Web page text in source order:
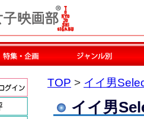
TOP > イイ男
イイ男